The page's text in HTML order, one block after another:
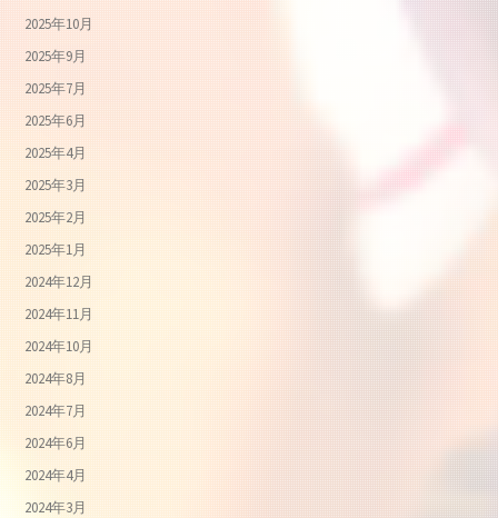
2025年10月
2025年9月
2025年7月
2025年6月
2025年4月
2025年3月
2025年2月
2025年1月
2024年12月
2024年11月
2024年10月
2024年8月
2024年7月
2024年6月
2024年4月
2024年3月